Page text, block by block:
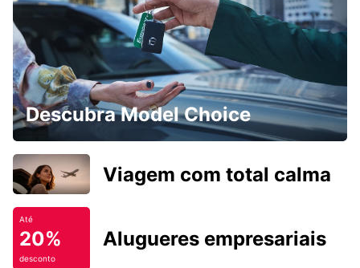
Descubra Model Choice
Viagem com total calma
Até
20%
desconto
Alugueres empresariais